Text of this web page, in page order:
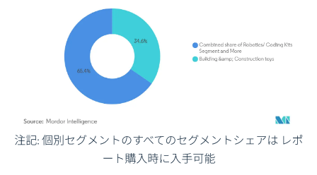
画像 © Mordor Intelligence。再利用にはCC BY 4.0の表示が必要です。